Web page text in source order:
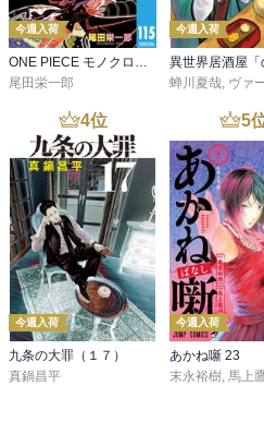
今週入荷
ONE PIECE モノクロ版 115
尾田栄一郎
今週入荷
蝉川夏哉, ヴァージ
4位
今週入荷
九条の大罪（１７）
真鍋昌平
5
今週入荷
あかね噺 23
末永裕樹, 馬上